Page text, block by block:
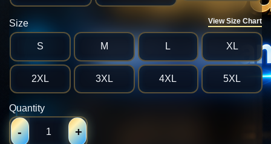
Size View Size Chart
S M L XL
2XL 3XL 4XL 5XL
Quantity
- +